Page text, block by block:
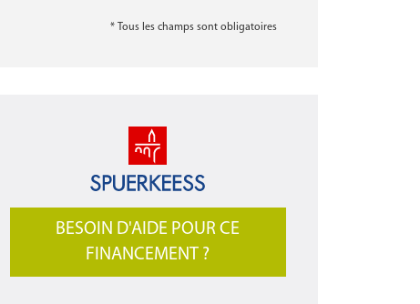
* Tous les champs sont obligatoires
BESOIN D'AIDE POUR CE
FINANCEMENT ?